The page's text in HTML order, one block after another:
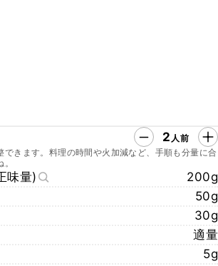
2 人前
できます。料理の時間や火加減など、手順も分量に合
味量)
200g
50g
30g
適量
5g